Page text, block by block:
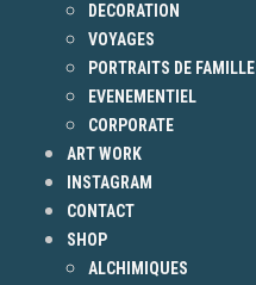
DECORATION
VOYAGES
PORTRAITS DE FAMILLE
EVENEMENTIEL
CORPORATE
ART WORK
INSTAGRAM
CONTACT
SHOP
ALCHIMIQUES